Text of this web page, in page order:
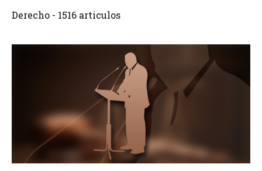
Derecho - 1516 articulos
Crear 266 Articulos